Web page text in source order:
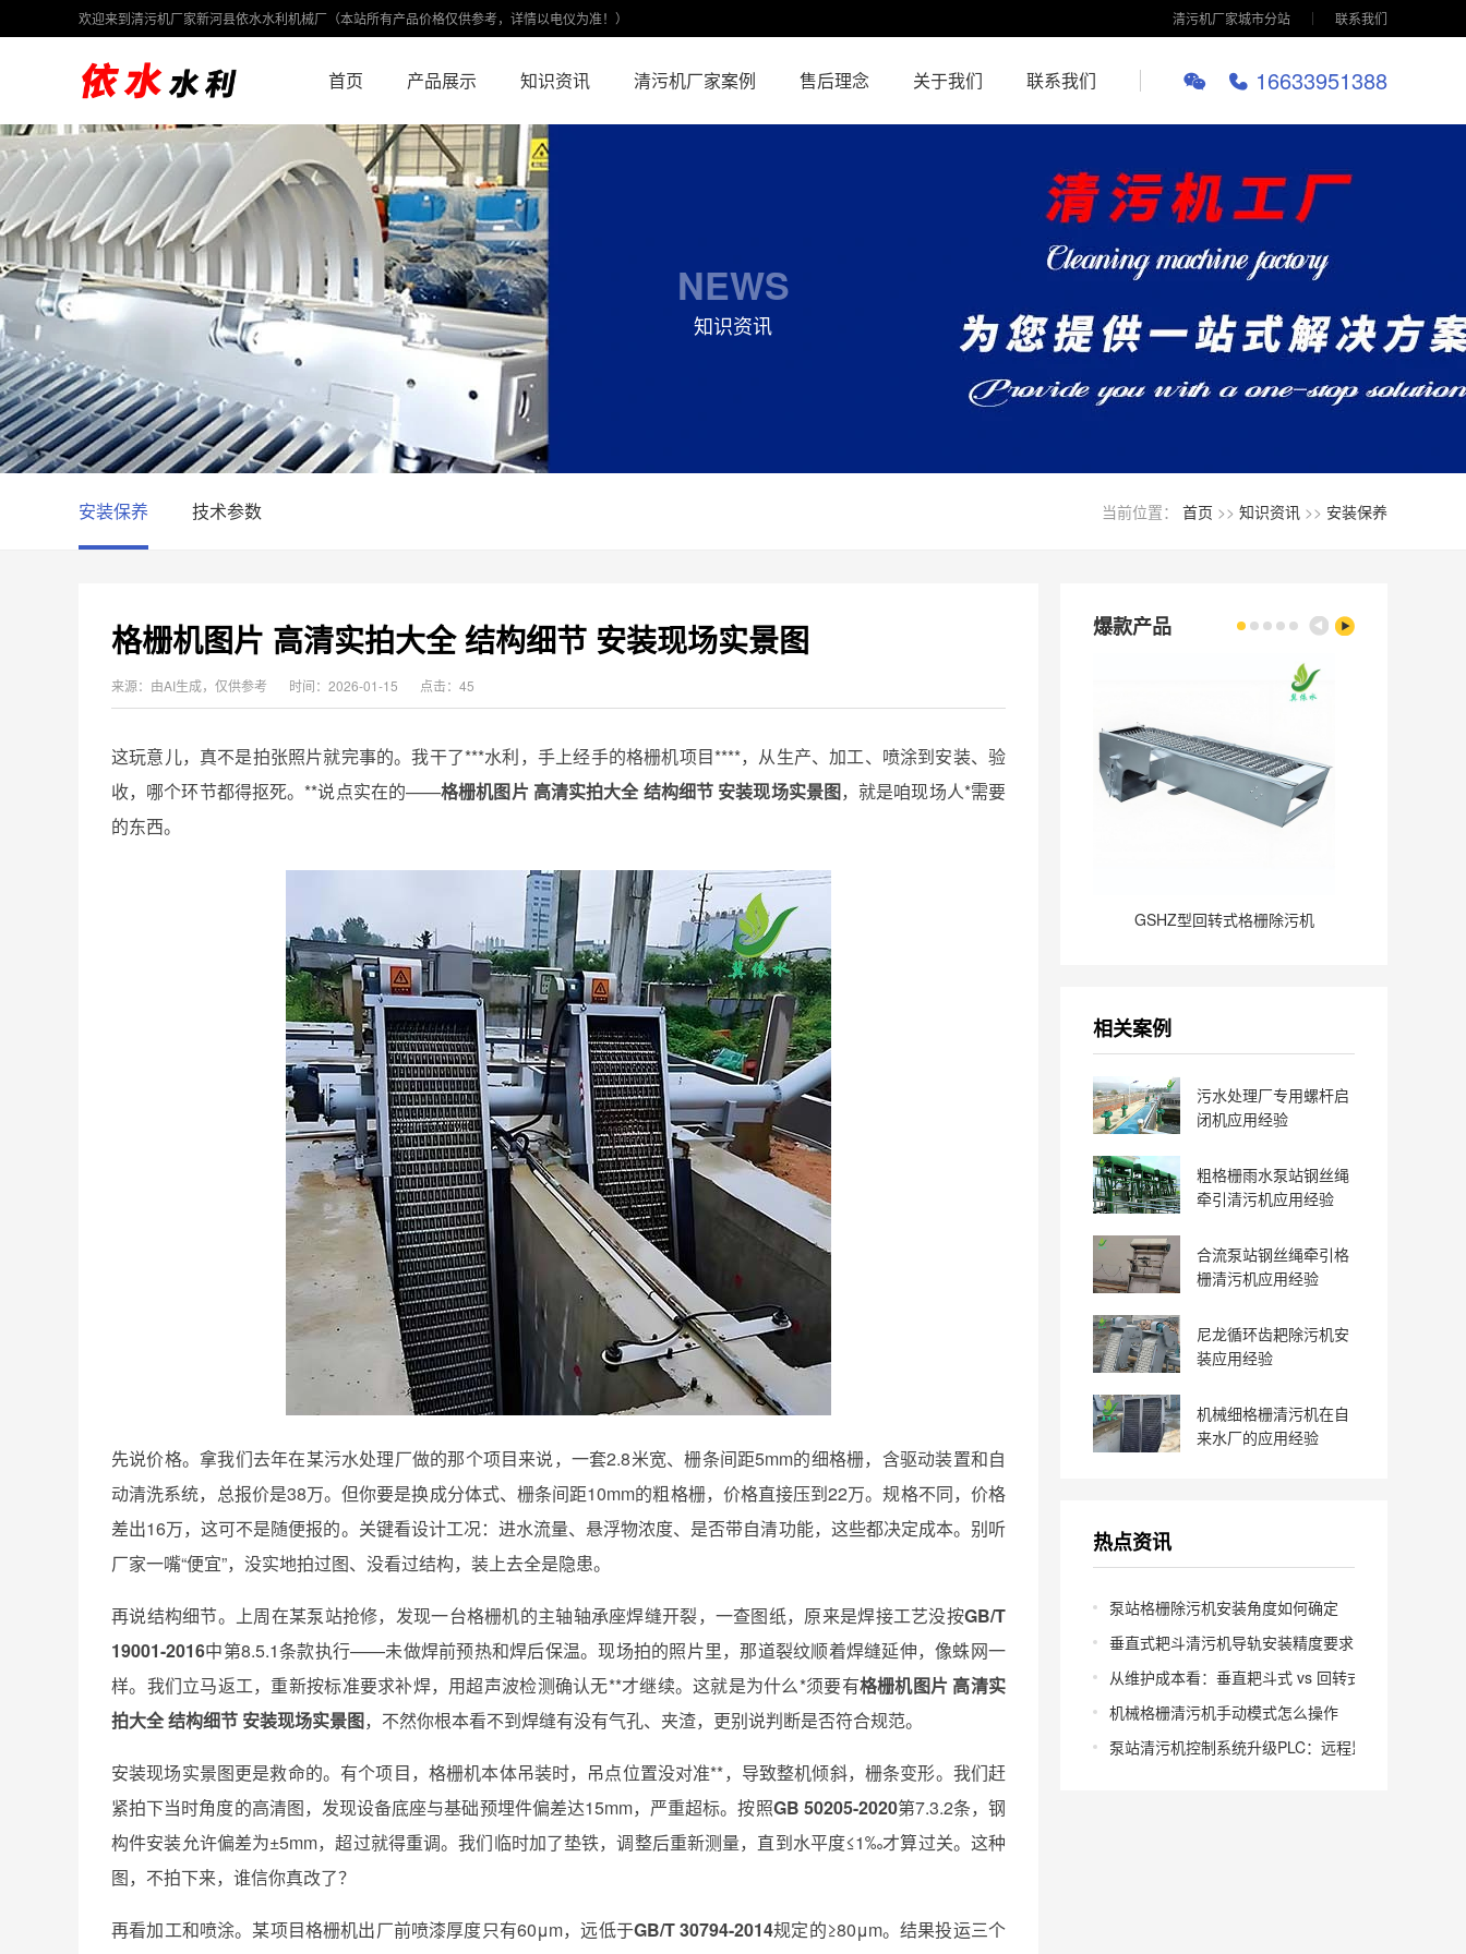
欢迎来到清污机厂家新河县依水水利机械厂（本站所有产品价格仅供参考，详情以电仪为准！） 清污机厂家城市分站 联系我们
16633951388
首页 产品展示 知识资讯 清污机厂家案例 售后理念 关于我们 联系我们
NEWS
知识资讯
安装保养 技术参数 当前位置： 首页 >> 知识资讯 >> 安装保养
格栅机图片 高清实拍大全 结构细节 安装现场实景图
来源：由AI生成，仅供参考 时间：2026-01-15 点击：45
这玩意儿，真不是拍张照片就完事的。我干了***水利，手上经手的格栅机项目****，从生产、加工、喷涂到安装、验
收，哪个环节都得抠死。**说点实在的——格栅机图片 高清实拍大全 结构细节 安装现场实景图，就是咱现场人*需要
的东西。
先说价格。拿我们去年在某污水处理厂做的那个项目来说，一套2.8米宽、栅条间距5mm的细格栅，含驱动装置和自
动清洗系统，总报价是38万。但你要是换成分体式、栅条间距10mm的粗格栅，价格直接压到22万。规格不同，价格
差出16万，这可不是随便报的。关键看设计工况：进水流量、悬浮物浓度、是否带自清功能，这些都决定成本。别听
厂家一嘴“便宜”，没实地拍过图、没看过结构，装上去全是隐患。
再说结构细节。上周在某泵站抢修，发现一台格栅机的主轴轴承座焊缝开裂，一查图纸，原来是焊接工艺没按GB/T
19001-2016中第8.5.1条款执行——未做焊前预热和焊后保温。现场拍的照片里，那道裂纹顺着焊缝延伸，像蛛网一
样。我们立马返工，重新按标准要求补焊，用超声波检测确认无**才继续。这就是为什么*须要有格栅机图片 高清实
拍大全 结构细节 安装现场实景图，不然你根本看不到焊缝有没有气孔、夹渣，更别说判断是否符合规范。
安装现场实景图更是救命的。有个项目，格栅机本体吊装时，吊点位置没对准**，导致整机倾斜，栅条变形。我们赶
紧拍下当时角度的高清图，发现设备底座与基础预埋件偏差达15mm，严重超标。按照GB 50205-2020第7.3.2条，钢
构件安装允许偏差为±5mm，超过就得重调。我们临时加了垫铁，调整后重新测量，直到水平度≤1‰才算过关。这种
图，不拍下来，谁信你真改了？
再看加工和喷涂。某项目格栅机出厂前喷漆厚度只有60μm，远低于GB/T 30794-2014规定的≥80μm。结果投运三个
爆款产品
GSHZ型回转式格栅除污机
相关案例
污水处理厂专用螺杆启
闭机应用经验
粗格栅雨水泵站钢丝绳
牵引清污机应用经验
合流泵站钢丝绳牵引格
栅清污机应用经验
尼龙循环齿耙除污机安
装应用经验
机械细格栅清污机在自
来水厂的应用经验
热点资讯
泵站格栅除污机安装角度如何确定
垂直式耙斗清污机导轨安装精度要求多少
从维护成本看：垂直耙斗式 vs 回转式怎么选
机械格栅清污机手动模式怎么操作
泵站清污机控制系统升级PLC：远程监控怎么实现？